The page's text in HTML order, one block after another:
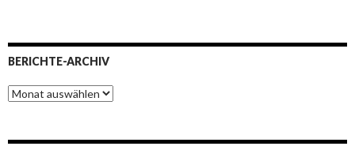
BERICHTE-ARCHIV
Berichte-
Archiv